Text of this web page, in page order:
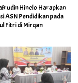
Hinelo Harapkan
ASN Pendidikan pada
Fitri di Mirqan